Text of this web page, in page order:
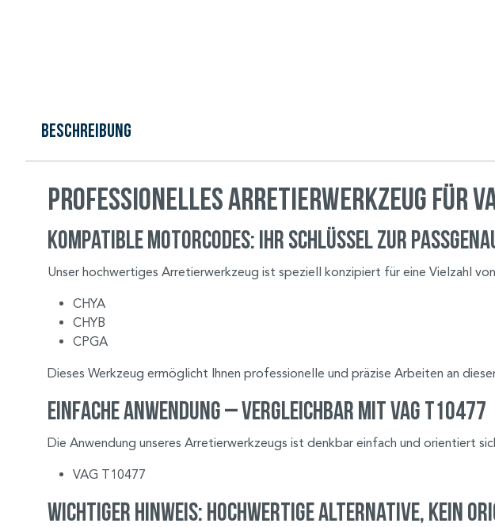
Beschreibung
Professionelles Arretierwerkzeug für
Kompatible Motorcodes: Ihr Schlüssel zur
Unser hochwertiges Arretierwerkzeug ist speziell konzipiert für eine Vielzahl
CHYA
CHYB
CPGA
Dieses Werkzeug ermöglicht Ihnen professionelle und präzise Arbeiten an
Einfache Anwendung – Vergleichbar mit VAG T10477
Die Anwendung unseres Arretierwerkzeugs ist denkbar einfach und orientiert
VAG T10477
Wichtiger Hinweis: Hochwertige Alternative, kein